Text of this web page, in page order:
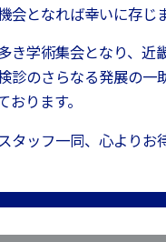
会となれば幸いに存じま
き学術集会となり、近
診のさらなる発展の一
おります。
タッフ一同、心よりお